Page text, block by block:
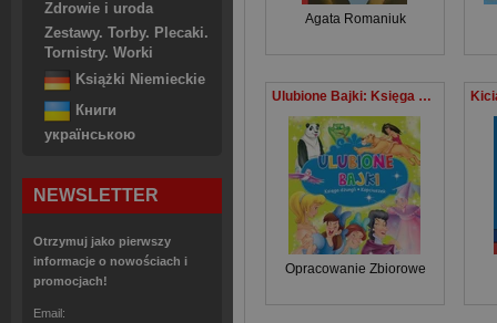
Zdrowie i uroda
Zestawy. Torby. Plecaki.
Tornistry. Worki
Książki Niemieckie
Книги
українською
NEWSLETTER
Otrzymuj jako pierwszy
informacje o nowościach i
promocjach!
Email:
Agata Romaniuk
Ulubione Bajki: Księga dżungli i Kopciuszek
Opracowanie Zbiorowe